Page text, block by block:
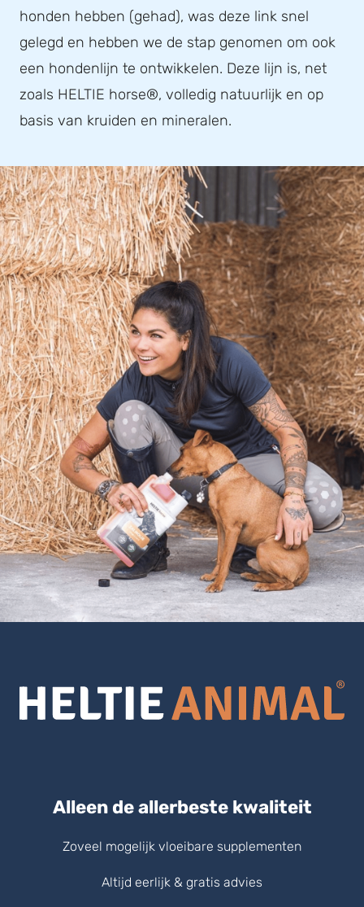
honden hebben (gehad), was deze link snel
gelegd en hebben we de stap genomen om ook
een hondenlijn te ontwikkelen. Deze lijn is, net
zoals HELTIE horse®, volledig natuurlijk en op
basis van kruiden en mineralen.
Alleen de allerbeste kwaliteit
Zoveel mogelijk vloeibare supplementen
Altijd eerlijk & gratis advies